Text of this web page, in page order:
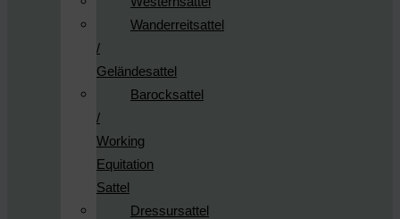
Wanderreitsattel
/
Geländesattel
Barocksattel
/
Working
Equitation
Sattel
Dressursattel